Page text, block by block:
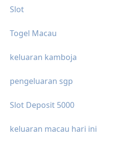
Slot
Togel Macau
keluaran kamboja
pengeluaran sgp
Slot Deposit 5000
keluaran macau hari ini